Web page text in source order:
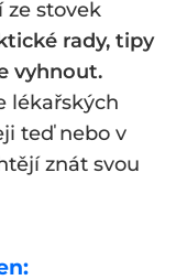
ze stovek
rady, tipy
vyhnout.
lékařských
teď nebo v
znát svou